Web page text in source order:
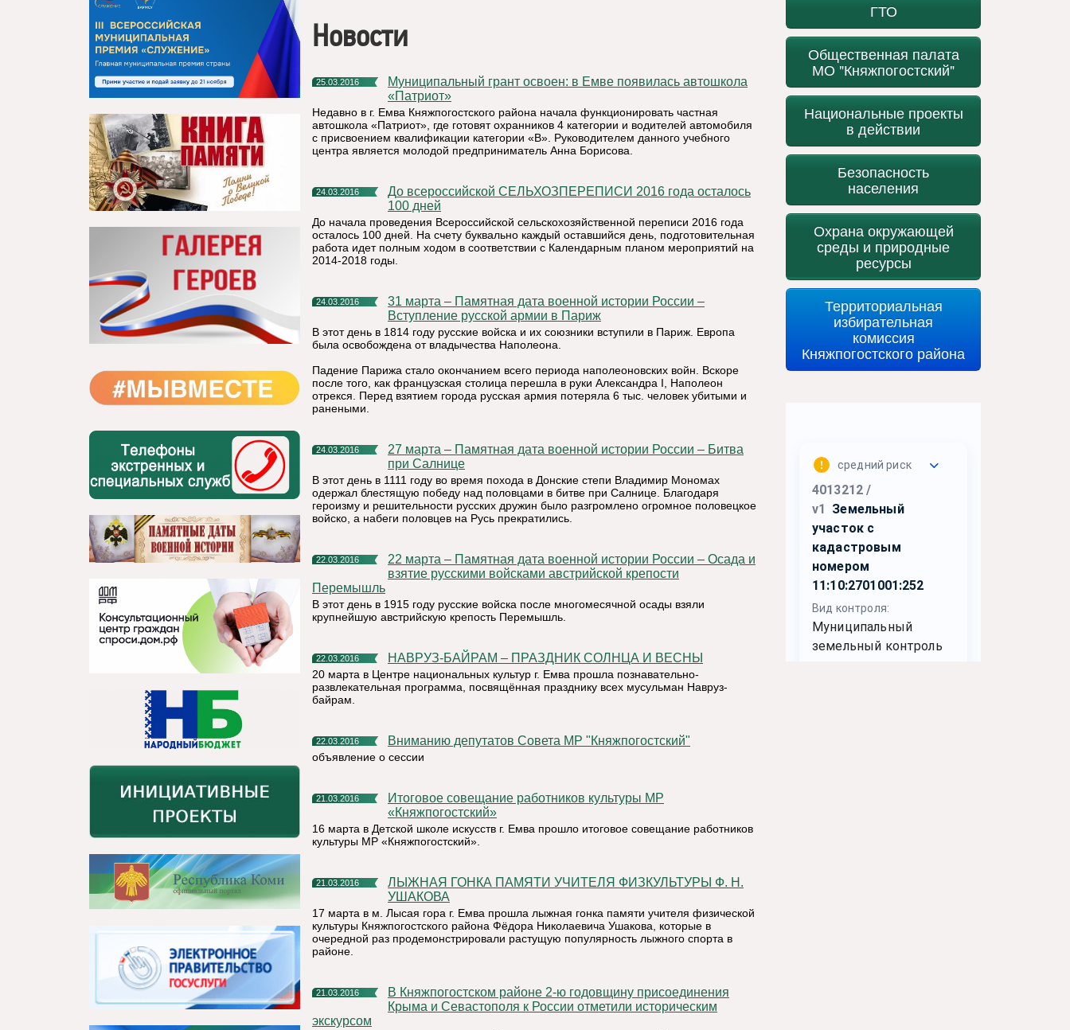
Новости
25.03.2016
Муниципальный грант освоен: в Емве появилась автошкола
«Патриот»
Недавно в г. Емва Княжпогостского района начала функционировать частная
автошкола «Патриот», где готовят охранников 4 категории и водителей автомобиля
с присвоением квалификации категории «В». Руководителем данного учебного
центра является молодой предприниматель Анна Борисова.
24.03.2016
До всероссийской СЕЛЬХОЗПЕРЕПИСИ 2016 года осталось
100 дней
До начала проведения Всероссийской сельскохозяйственной переписи 2016 года
осталось 100 дней. На счету буквально каждый оставшийся день, подготовительная
работа идет полным ходом в соответствии с Календарным планом мероприятий на
2014-2018 годы.
24.03.2016
31 марта – Памятная дата военной истории России –
Вступление русской армии в Париж
В этот день в 1814 году русские войска и их союзники вступили в Париж. Европа
была освобождена от владычества Наполеона.
Падение Парижа стало окончанием всего периода наполеоновских войн. Вскоре
после того, как французская столица перешла в руки Александра I, Наполеон
отрекся. Перед взятием города русская армия потеряла 6 тыс. человек убитыми и
ранеными.
24.03.2016
27 марта – Памятная дата военной истории России – Битва
при Салнице
В этот день в 1111 году во время похода в Донские степи Владимир Мономах
одержал блестящую победу над половцами в битве при Салнице. Благодаря
героизму и решительности русских дружин было разгромлено огромное половецкое
войско, а набеги половцев на Русь прекратились.
22.03.2016
22 марта – Памятная дата военной истории России – Осада и
взятие русскими войсками австрийской крепости
Перемышль
В этот день в 1915 году русские войска после многомесячной осады взяли
крупнейшую австрийскую крепость Перемышль.
22.03.2016 НАВРУЗ-БАЙРАМ – ПРАЗДНИК СОЛНЦА И ВЕСНЫ
20 марта в Центре национальных культур г. Емва прошла познавательно-
развлекательная программа, посвящённая празднику всех мусульман Навруз-
байрам.
22.03.2016 Вниманию депутатов Совета МР "Княжпогостский"
объявление о сессии
21.03.2016
Итоговое совещание работников культуры МР
«Княжпогостский»
16 марта в Детской школе искусств г. Емва прошло итоговое совещание работников
культуры МР «Княжпогостский».
21.03.2016
ЛЫЖНАЯ ГОНКА ПАМЯТИ УЧИТЕЛЯ ФИЗКУЛЬТУРЫ Ф. Н.
УШАКОВА
17 марта в м. Лысая гора г. Емва прошла лыжная гонка памяти учителя физической
культуры Княжпогостского района Фёдора Николаевича Ушакова, которые в
очередной раз продемонстрировали растущую популярность лыжного спорта в
районе.
21.03.2016
В Княжпогостском районе 2-ю годовщину присоединения
Крыма и Севастополя к России отметили историческим
экскурсом
ГТО
Общественная палата
МО "Княжпогостский"
Национальные проекты
в действии
Безопасность
населения
Охрана окружающей
среды и природные
ресурсы
Территориальная
избирательная
комиссия
Княжпогостского района